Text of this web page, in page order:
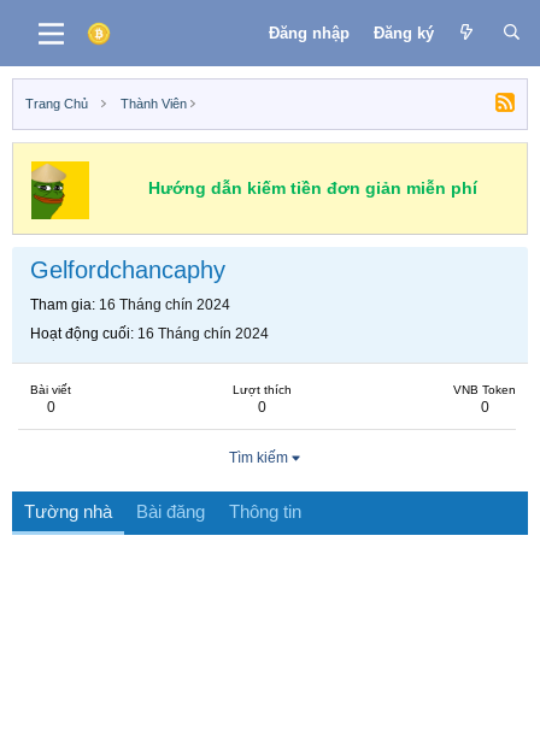
Đăng nhập Đăng ký
Trang Chủ Thành Viên
Hướng dẫn kiếm tiền đơn giản miễn phí
Gelfordchancaphy
Tham gia 16 Tháng chín 2024
Hoạt động cuối 16 Tháng chín 2024
Bài viết
0
Lượt thích
0
VNB Token
0
Tìm kiếm
Tường nhà Bài đăng Thông tin